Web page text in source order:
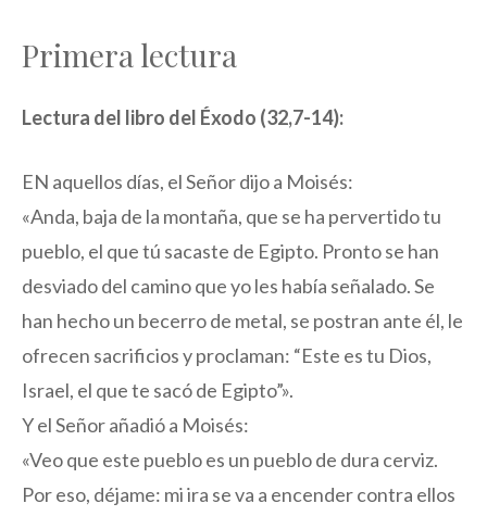
Primera lectura
Lectura del libro del Éxodo (32,7-14):
EN aquellos días, el Señor dijo a Moisés:
«Anda, baja de la montaña, que se ha pervertido tu
pueblo, el que tú sacaste de Egipto. Pronto se han
desviado del camino que yo les había señalado. Se
han hecho un becerro de metal, se postran ante él, le
ofrecen sacrificios y proclaman: “Este es tu Dios,
Israel, el que te sacó de Egipto”».
Y el Señor añadió a Moisés:
«Veo que este pueblo es un pueblo de dura cerviz.
Por eso, déjame: mi ira se va a encender contra ellos